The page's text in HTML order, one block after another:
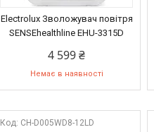
Electrolux Зволожувач повітря
SENSEhealthline EHU-3315D
4 599 ₴
Немає в наявності
CH-D005WD8-12LD